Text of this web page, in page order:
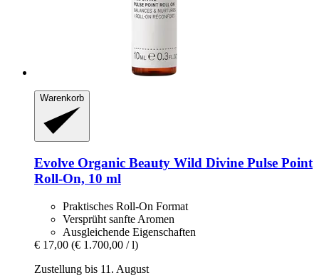
Warenkorb
Evolve Organic Beauty Wild Divine Pulse Point
Roll-​On, 10 ml
Praktisches Roll-On Format
Versprüht sanfte Aromen
Ausgleichende Eigenschaften
€ 17,00 (€ 1.700,00 / l)
Zustellung bis 11. August